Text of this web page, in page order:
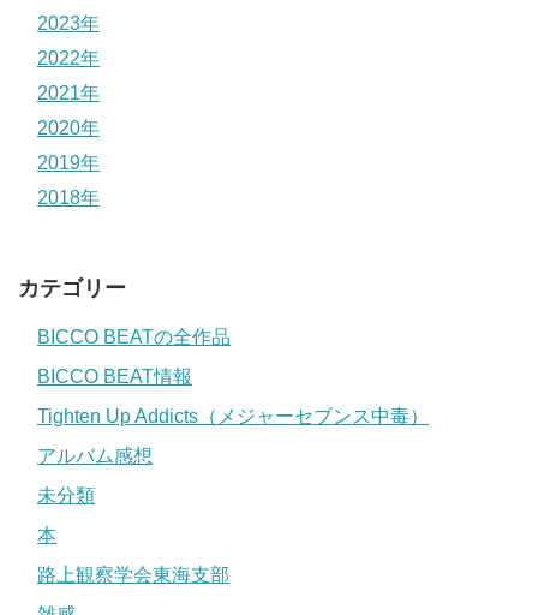
2023年
2022年
2021年
2020年
2019年
2018年
カテゴリー
BICCO BEATの全作品
BICCO BEAT情報
Tighten Up Addicts（メジャーセブンス中毒）
アルバム感想
未分類
本
路上観察学会東海支部